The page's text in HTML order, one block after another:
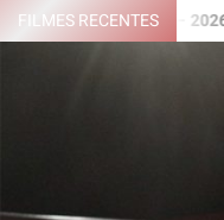
Skip
to
FILMES RECENTES
HOOD – 2026)